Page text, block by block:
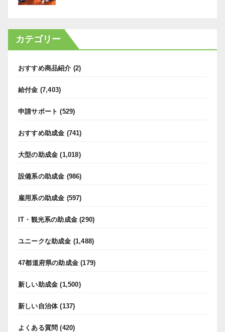
カテゴリー
おすすめ商品紹介 (2)
給付金 (7,403)
申請サポート (529)
おすすめ助成金 (741)
大型の助成金 (1,018)
設備系の助成金 (986)
雇用系の助成金 (597)
IT・観光系の助成金 (290)
ユニークな助成金 (1,488)
47都道府県の助成金 (179)
新しい助成金 (1,500)
新しい自治体(137)
よくある質問 (420)